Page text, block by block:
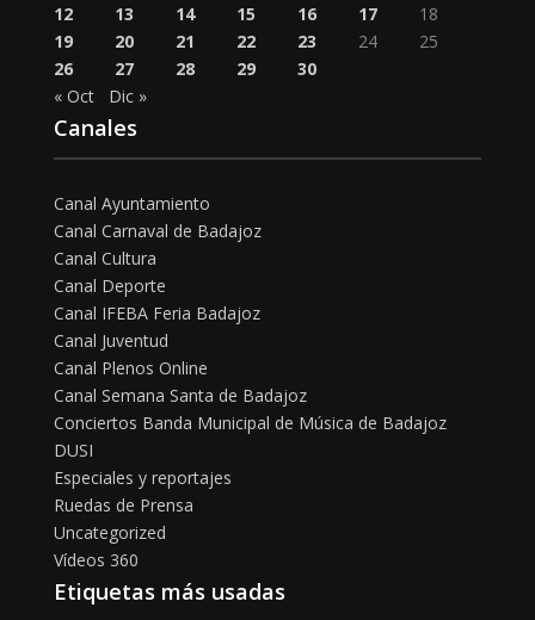
12
13 14 15 16 17
18
19
20 21 22 23 24
25
26
27 28 29
30
« Oct
Dic »
Canales
Canal Ayuntamiento
Canal Carnaval de Badajoz
Canal Cultura
Canal Deporte
Canal IFEBA Feria Badajoz
Canal Juventud
Canal Plenos Online
Canal Semana Santa de Badajoz
Conciertos Banda Municipal de Música de Badajoz
DUSI
Especiales y reportajes
Ruedas de Prensa
Uncategorized
Vídeos 360
Etiquetas más usadas